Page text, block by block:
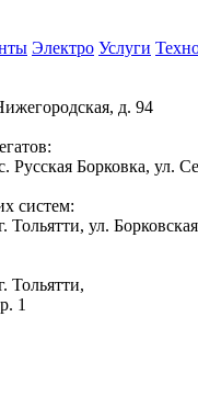
Электро Услуги
д. 94
Русская Борковка, ул.
систем:
Тольятти, ул.
Тольятти,
1